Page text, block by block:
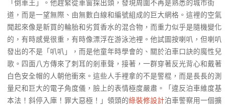
「倒車王」。他趕緊從車窗探出頭，發現周圍不再是熟悉的城市街
道，而是一望無際、由無數白線和編號組成的巨大網格。這裡的空氣
聞起來像是新買的輪胎和劣質香水的混合物，而重力似乎是隨機變化
的，有時感覺很重，有時像漂浮在游泳池裡。他試圖按喇叭，但喇叭
發出的不是「叭叭」，而是他童年時學會的、關於泊車口訣的魔性兒
歌。四面八方傳來了刺耳的剎車聲，接著，一群穿著反光背心和戴著
白色安全帽的人朝他衝來。這些人手裡拿的不是警棍，而是長長的測
量尺和巨大的電子角度儀，臉上的表情極度嚴肅。「違反泊車維度基
本法！斜停入庫！罪大惡極！」領頭的綠裝修設計泊車警察用一個擴